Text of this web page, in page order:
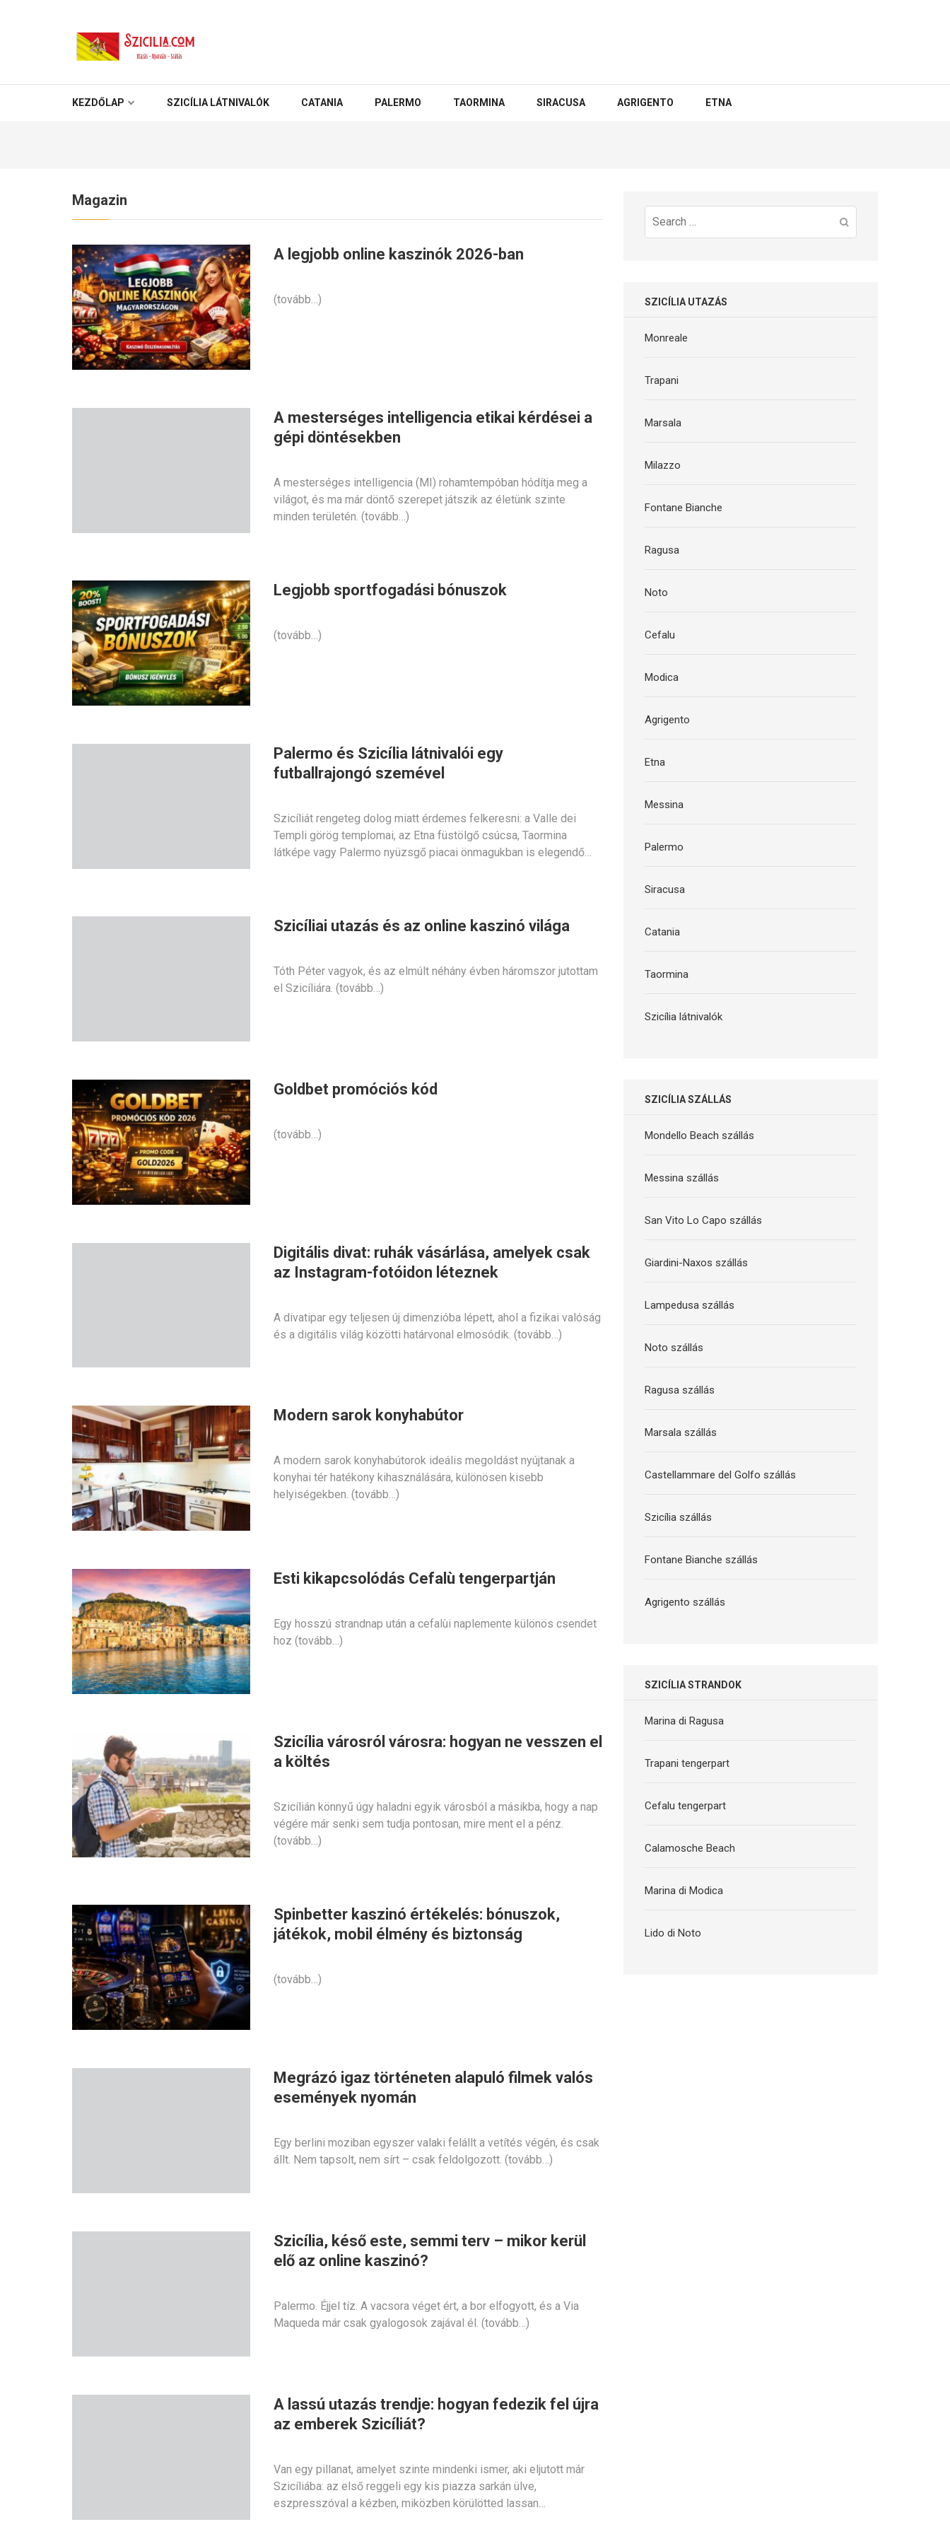
SZICÍLIA
KEZDŐLAP SZICÍLIA LÁTNIVALÓK CATANIA PALERMO TAORMINA SIRACUSA AGRIGENTO ETNA
Magazin
A legjobb online kaszinók 2026-ban
(tovább…)
A mesterséges intelligencia etikai kérdései a
gépi döntésekben
A mesterséges intelligencia (MI) rohamtempóban hódítja meg a
világot, és ma már döntő szerepet játszik az életünk szinte
minden területén. (tovább…)
Legjobb sportfogadási bónuszok
(tovább…)
Palermo és Szicília látnivalói egy
futballrajongó szemével
Szicíliát rengeteg dolog miatt érdemes felkeresni: a Valle dei
Templi görög templomai, az Etna füstölgő csúcsa, Taormina
látképe vagy Palermo nyüzsgő piacai önmagukban is elegendő…
Szicíliai utazás és az online kaszinó világa
Tóth Péter vagyok, és az elmúlt néhány évben háromszor jutottam
el Szicíliára. (tovább…)
Goldbet promóciós kód
(tovább…)
Digitális divat: ruhák vásárlása, amelyek csak
az Instagram-fotóidon léteznek
A divatipar egy teljesen új dimenzióba lépett, ahol a fizikai valóság
és a digitális világ közötti határvonal elmosódik. (tovább…)
Modern sarok konyhabútor
A modern sarok konyhabútorok ideális megoldást nyújtanak a
konyhai tér hatékony kihasználására, különösen kisebb
helyiségekben. (tovább…)
Esti kikapcsolódás Cefalù tengerpartján
Egy hosszú strandnap után a cefalùi naplemente különös csendet
hoz (tovább…)
Szicília városról városra: hogyan ne vesszen el
a költés
Szicílián könnyű úgy haladni egyik városból a másikba, hogy a nap
végére már senki sem tudja pontosan, mire ment el a pénz.
(tovább…)
Spinbetter kaszinó értékelés: bónuszok,
játékok, mobil élmény és biztonság
(tovább…)
Megrázó igaz történeten alapuló filmek valós
események nyomán
Egy berlini moziban egyszer valaki felállt a vetítés végén, és csak
állt. Nem tapsolt, nem sírt – csak feldolgozott. (tovább…)
Szicília, késő este, semmi terv – mikor kerül
elő az online kaszinó?
Palermo. Éjjel tíz. A vacsora véget ért, a bor elfogyott, és a Via
Maqueda már csak gyalogosok zajával él. (tovább…)
A lassú utazás trendje: hogyan fedezik fel újra
az emberek Szicíliát?
Van egy pillanat, amelyet szinte mindenki ismer, aki eljutott már
Szicíliába: az első reggeli egy kis piazza sarkán ülve,
eszpresszóval a kézben, miközben körülötted lassan…
Search
for:
SZICÍLIA UTAZÁS
Monreale
Trapani
Marsala
Milazzo
Fontane Bianche
Ragusa
Noto
Cefalu
Modica
Agrigento
Etna
Messina
Palermo
Siracusa
Catania
Taormina
Szicília látnivalók
SZICÍLIA SZÁLLÁS
Mondello Beach szállás
Messina szállás
San Vito Lo Capo szállás
Giardini-Naxos szállás
Lampedusa szállás
Noto szállás
Ragusa szállás
Marsala szállás
Castellammare del Golfo szállás
Szicília szállás
Fontane Bianche szállás
Agrigento szállás
SZICÍLIA STRANDOK
Marina di Ragusa
Trapani tengerpart
Cefalu tengerpart
Calamosche Beach
Marina di Modica
Lido di Noto